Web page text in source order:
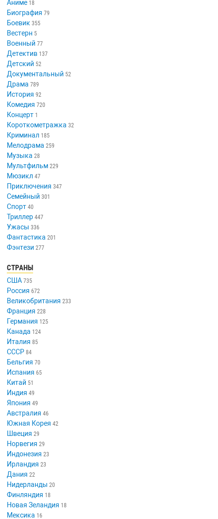
Аниме 18
Биография 79
Боевик 355
Вестерн 5
Военный 77
Детектив 137
Детский 52
Документальный 52
Драма 789
История 92
Комедия 720
Концерт 1
Короткометражка 32
Криминал 185
Мелодрама 259
Музыка 28
Мультфильм 229
Мюзикл 47
Приключения 347
Семейный 301
Спорт 40
Триллер 447
Ужасы 336
Фантастика 201
Фэнтези 277
СТРАНЫ
США 735
Россия 672
Великобритания 233
Франция 228
Германия 125
Канада 124
Италия 85
СССР 84
Бельгия 70
Испания 65
Китай 51
Индия 49
Япония 49
Австралия 46
Южная Корея 42
Швеция 29
Норвегия 29
Индонезия 23
Ирландия 23
Дания 22
Нидерланды 20
Финляндия 18
Новая Зеландия 18
Мексика 16